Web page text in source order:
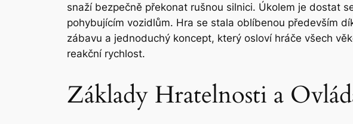
snaží bezpečně překonat rušnou silnici. Úkolem je dostat
pohybujícím vozidlům. Hra se stala oblíbenou především
zábavu a jednoduchý koncept, který osloví hráče všech
reakční rychlost.
Základy Hratelnosti a